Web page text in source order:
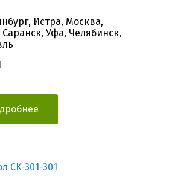
Истра, Москва,
Уфа, Челябинск,
CK-301-301